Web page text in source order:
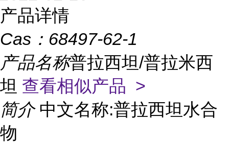
产品详情
Cas： 68497-62-1
产品名称普拉西坦/普拉米西
坦 查看相似产品 >
简介 中文名称:普拉西坦水合
物